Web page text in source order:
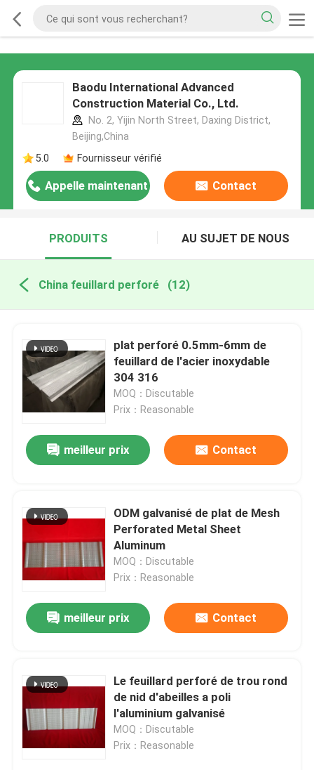
Baodu International Advanced
Construction Material Co., Ltd.
No. 2, Yijin North Street, Daxing District,
Beijing,China
5.0
Fournisseur vérifié
Appelle maintenant Contact
PRODUITS AU SUJET DE NOUS
China feuillard perforé (12)
plat perforé 0.5mm-6mm de
feuillard de l'acier inoxydable
304 316
MOQ：Discutable
Prix：Reasonable
meilleur prix Contact
ODM galvanisé de plat de Mesh
Perforated Metal Sheet
Aluminum
MOQ：Discutable
Prix：Reasonable
meilleur prix Contact
Le feuillard perforé de trou rond
de nid d'abeilles a poli
l'aluminium galvanisé
MOQ：Discutable
Prix：Reasonable